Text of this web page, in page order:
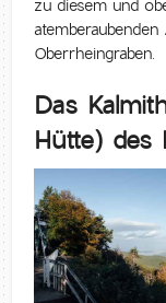
zu diesem und
Oberrheingraben.
Das
Hütte) des